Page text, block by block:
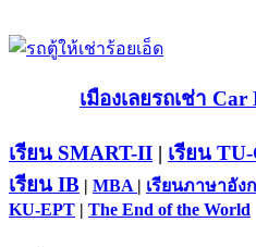
เมืองเลยรถเช่า
เรียน SMART-II | เรียน
เรียน IB | MBA | เรียนภาษาอัง
KU-EPT | The End of the World